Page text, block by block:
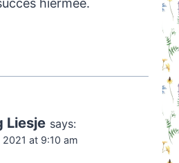
hiermee.
Liesje says:
2021 at 9:10 am